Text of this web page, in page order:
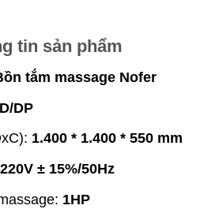
tin sản phẩm
tắm massage Nofer
DP
1.400 * 1.400 * 550 mm
± 15%/50Hz
1HP